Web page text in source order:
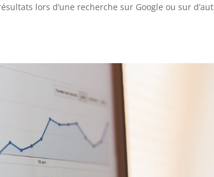
lors d’une recherche sur Google ou sur